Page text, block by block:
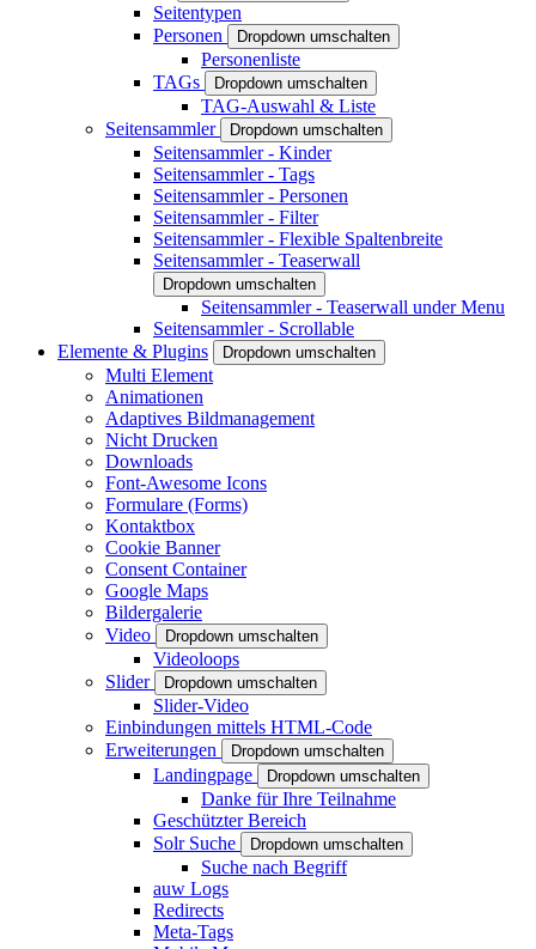
Seitentypen
Personen
Dropdown umschalten
Personenliste
TAGs
Dropdown umschalten
TAG-Auswahl & Liste
Seitensammler
Dropdown umschalten
Seitensammler - Kinder
Seitensammler - Tags
Seitensammler - Personen
Seitensammler - Filter
Seitensammler - Flexible Spaltenbreite
Seitensammler - Teaserwall
Dropdown umschalten
Seitensammler - Teaserwall under Menu
Seitensammler - Scrollable
Elemente & Plugins
Dropdown umschalten
Multi Element
Animationen
Adaptives Bildmanagement
Nicht Drucken
Downloads
Font-Awesome Icons
Formulare (Forms)
Kontaktbox
Cookie Banner
Consent Container
Google Maps
Bildergalerie
Video
Dropdown umschalten
Videoloops
Slider
Dropdown umschalten
Slider-Video
Einbindungen mittels HTML-Code
Erweiterungen
Dropdown umschalten
Landingpage Dropdown umschalten
Danke für Ihre Teilnahme
Geschützter Bereich
Solr Suche
Dropdown umschalten
Suche nach Begriff
auw Logs
Redirects
Meta-Tags